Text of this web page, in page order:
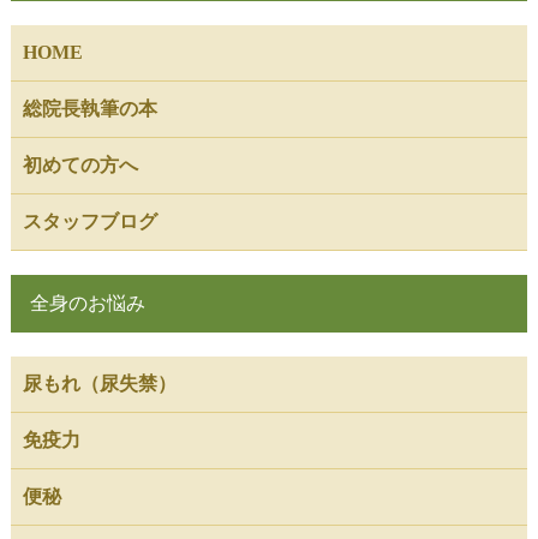
HOME
総院長執筆の本
初めての方へ
スタッフブログ
全身のお悩み
尿もれ（尿失禁）
免疫力
便秘